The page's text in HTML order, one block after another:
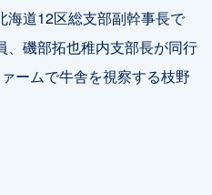
海道12区総支部副幹事長で
、磯部拓也稚内支部長が同行
ームで牛舎を視察する枝野